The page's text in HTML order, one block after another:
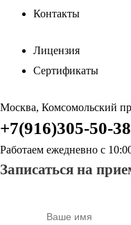
Контакты
Лицензия
Сертификаты
Москва, Комсомольский
+7(916)305-50-38
Работаем ежедневно с
Записаться на